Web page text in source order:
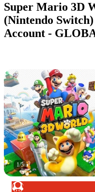
Super Mario 3D
(Nintendo
Account -
1/5